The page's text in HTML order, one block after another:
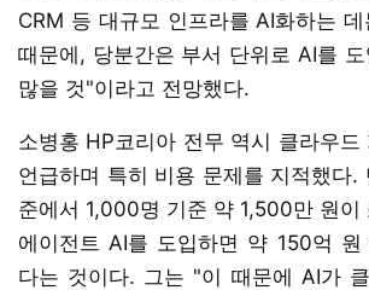
CRM 등 대규모 인프라를 AI화하는
때문에, 당분간은 부서 단위로 AI를
많을 것"이라고 전망했다.
소병홍 HP코리아 전무 역시 클라우드
언급하며 특히 비용 문제를 지적했다.
준에서 1,000명 기준 약 1,500만 원이
에이전트 AI를 도입하면 약 150억 원
다는 것이다. 그는 "이 때문에 AI가